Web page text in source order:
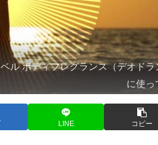
ル ボディフレグランス（デオド
に使っ
LINE コピー